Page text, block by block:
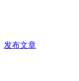
发布文章